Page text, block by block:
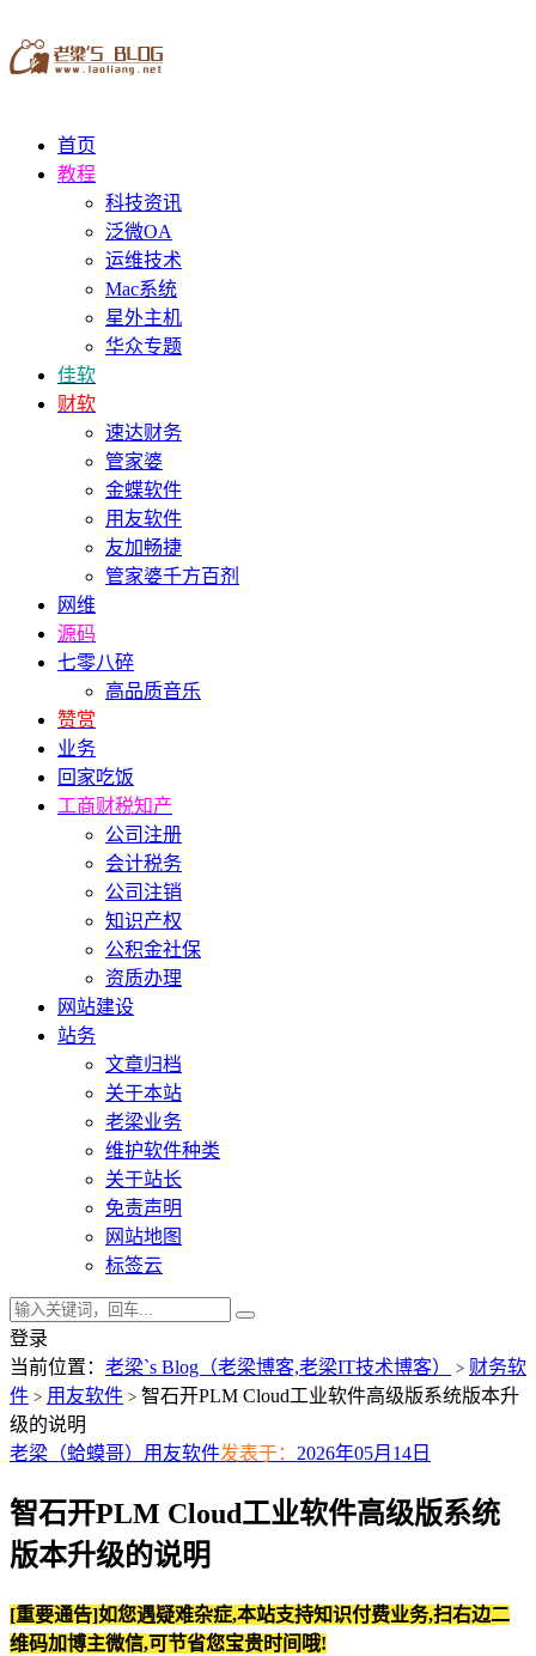
首页
教程
科技资讯
泛微OA
运维技术
Mac系统
星外主机
华众专题
佳软
财软
速达财务
管家婆
金蝶软件
用友软件
友加畅捷
管家婆千方百剂
网维
源码
七零八碎
高品质音乐
赞赏
业务
回家吃饭
工商财税知产
公司注册
会计税务
公司注销
知识产权
公积金社保
资质办理
网站建设
站务
文章归档
关于本站
老梁业务
维护软件种类
关于站长
免责声明
网站地图
标签云
登录
当前位置： 老梁`s Blog（老梁博客,老梁IT技术博客） > 财务软
件 > 用友软件 > 智石开PLM Cloud工业软件高级版系统版本升
级的说明
老梁（蛤蟆哥） 用友软件发表于： 2026年05月14日
智石开PLM Cloud工业软件高级版系统
版本升级的说明
[重要通告]如您遇疑难杂症,本站支持知识付费业务,扫右边二
维码加博主微信,可节省您宝贵时间哦!